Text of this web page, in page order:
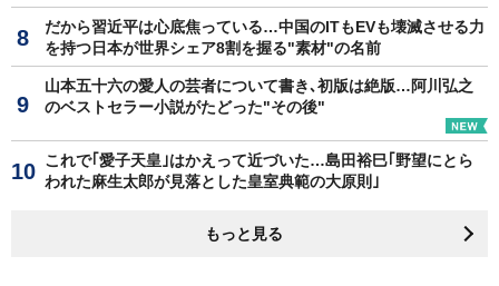
だから習近平は心底焦っている…中国のITもEVも壊滅させる力
を持つ日本が世界シェア8割を握る"素材"の名前
山本五十六の愛人の芸者について書き､初版は絶版…阿川弘之
のベストセラー小説がたどった"その後"
これで｢愛子天皇｣はかえって近づいた…島田裕巳｢野望にとら
われた麻生太郎が見落とした皇室典範の大原則｣
もっと見る